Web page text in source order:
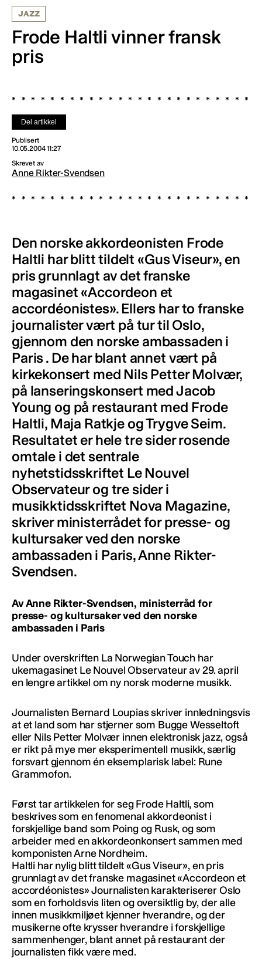
JAZZ
Frode Haltli vinner fransk
pris
Del artikkel
Publisert
10.05.2004 11:27
Skrevet av
Anne Rikter-Svendsen
Den norske akkordeonisten Frode
Haltli har blitt tildelt «Gus Viseur», en
pris grunnlagt av det franske
magasinet «Accordeon et
accordéonistes». Ellers har to franske
journalister vært på tur til Oslo,
gjennom den norske ambassaden i
Paris . De har blant annet vært på
kirkekonsert med Nils Petter Molvær,
på lanseringskonsert med Jacob
Young og på restaurant med Frode
Haltli, Maja Ratkje og Trygve Seim.
Resultatet er hele tre sider rosende
omtale i det sentrale
nyhetstidsskriftet Le Nouvel
Observateur og tre sider i
musikktidsskriftet Nova Magazine,
skriver ministerrådet for presse- og
kultursaker ved den norske
ambassaden i Paris, Anne Rikter-
Svendsen.
Av Anne Rikter-Svendsen, ministerråd for
presse- og kultursaker ved den norske
ambassaden i Paris
Under overskriften La Norwegian Touch har
ukemagasinet Le Nouvel Observateur av 29. april
en lengre artikkel om ny norsk moderne musikk.
Journalisten Bernard Loupias skriver innledningsvis
at et land som har stjerner som Bugge Wesseltoft
eller Nils Petter Molvær innen elektronisk jazz, også
er rikt på mye mer eksperimentell musikk, særlig
forsvart gjennom én eksemplarisk label: Rune
Grammofon.
Først tar artikkelen for seg Frode Haltli, som
beskrives som en fenomenal akkordeonist i
forskjellige band som Poing og Rusk, og som
arbeider med en akkordeonkonsert sammen med
komponisten Arne Nordheim.
Haltli har nylig blitt tildelt «Gus Viseur», en pris
grunnlagt av det franske magasinet «Accordeon et
accordéonistes» Journalisten karakteriserer Oslo
som en forholdsvis liten og oversiktlig by, der alle
innen musikkmiljøet kjenner hverandre, og der
musikerne ofte krysser hverandre i forskjellige
sammenhenger, blant annet på restaurant der
journalisten fikk være med.